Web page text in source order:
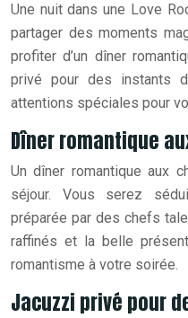
Une nuit dans une Love
partager des moments
profiter d’un dîner
privé pour des instants
attentions spéciales pour
Dîner romantique
Un dîner romantique aux
séjour. Vous serez
préparée par des chefs
raffinés et la belle
romantisme à votre soirée.
Jacuzzi privé pour